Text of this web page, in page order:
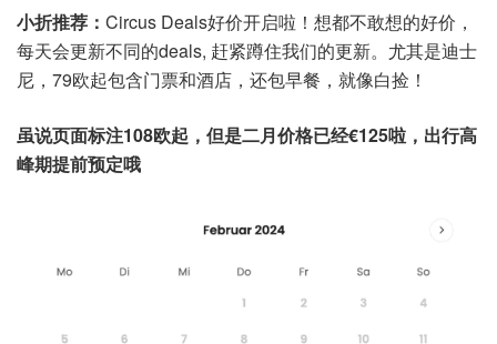
小折推荐： Circus Deals好价开启啦！想都不敢想的好价，
每天会更新不同的deals, 赶紧蹲住我们的更新。尤其是迪士
尼，79欧起包含门票和酒店，还包早餐，就像白捡！
虽说页面标注108欧起，但是二月价格已经€125啦，出行高
峰期提前预定哦